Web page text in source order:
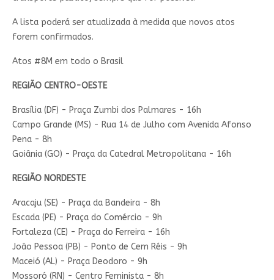
A lista poderá ser atualizada à medida que novos atos
forem confirmados.
Atos #8M em todo o Brasil
REGIÃO CENTRO-OESTE
Brasília (DF) - Praça Zumbi dos Palmares - 16h
Campo Grande (MS) - Rua 14 de Julho com Avenida Afonso
Pena - 8h
Goiânia (GO) - Praça da Catedral Metropolitana - 16h
REGIÃO NORDESTE
Aracaju (SE) - Praça da Bandeira - 8h
Escada (PE) - Praça do Comércio - 9h
Fortaleza (CE) - Praça do Ferreira - 16h
João Pessoa (PB) - Ponto de Cem Réis - 9h
Maceió (AL) - Praça Deodoro - 9h
Mossoró (RN) - Centro Feminista - 8h